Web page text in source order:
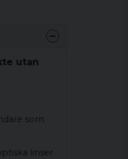
utan
som
linser